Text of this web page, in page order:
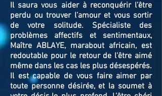
Il saura vous aider à reconquérir l’être
perdu ou trouver l’amour et vous sortir
de votre solitude. Spécialiste des
problèmes affectifs et sentimentaux,
Maître ABLAYE, marabout africain, est
redoutable pour le retour de l'être aimé
même dans les cas les plus désespérés.
Il est capable de vous faire aimer par
toute personne désirée, et la soumet à